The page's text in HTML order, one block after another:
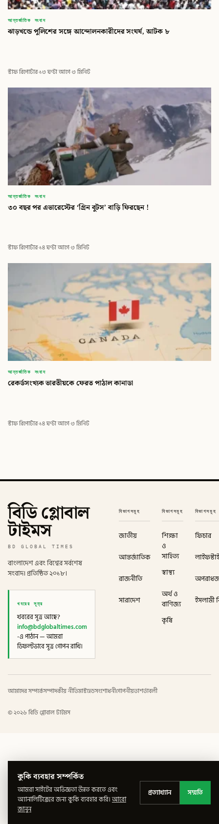
আন্তর্জাতিক সংবাদ
ঝাড়খন্ডে পুলিশের সঙ্গে আন্দোলনকারীদের সংঘর্ষ, আটক ৮
স্টাফ রিপোর্টার·১৩ ঘণ্টা আগে·৩ মিনিট
আন্তর্জাতিক সংবাদ
৩০ বছর পর এভারেস্টের ‘গ্রিন বুটস’ বাড়ি ফিরছেন !
স্টাফ রিপোর্টার·১৪ ঘণ্টা আগে·৩ মিনিট
আন্তর্জাতিক সংবাদ
রেকর্ডসংখ্যক ভারতীয়কে ফেরত পাঠাল কানাডা
স্টাফ রিপোর্টার·১৪ ঘণ্টা আগে·৩ মিনিট
বিডি গ্লোবাল
টাইমস
BD GLOBAL TIMES
বাংলাদেশ এবং বিশ্বের সর্বশেষ
সংবাদ। প্রতিষ্ঠিত ২০১৮।
খবরের সূত্র
খবরের সূত্র আছে?
info@bdglobaltimes.com
-এ পাঠান — আমরা
ডিফল্টভাবে সূত্র গোপন রাখি।
বিভাগসমূহ
জাতীয়
আন্তর্জাতিক
রাজনীতি
সারাদেশ
বিভাগসমূহ
শিক্ষা
ও
সাহিত্য
স্বাস্থ্য
অর্থ ও
বাণিজ্য
কৃষি
বিভাগসমূহ
ফিচার
ইসলামী
আমাদের সম্পর্কেসম্পাদকীয় নীতিমাস্টহেডসংশোধনীগোপনীয়তাশর্তাবলী
©২০২৬ বিডি গ্লোবাল টাইমস
কুকি ব্যবহার সম্পর্কিত
আমরা সাইটের অভিজ্ঞতা উন্নত করতে এবং
অ্যানালিটিক্সের জন্য কুকি ব্যবহার করি।আরো
জানুন
প্রত্যাখ্যান সম্মতি